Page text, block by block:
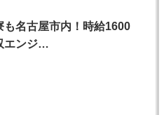
も名古屋市内！時給1600
エンジ…